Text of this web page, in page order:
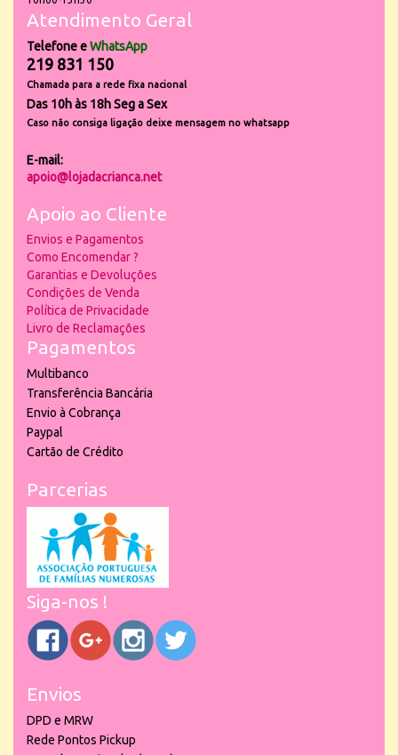
Atendimento Geral
Telefone eWhatsApp
219 831 150
Chamada para a rede fixa nacional
Das 10h às 18h Seg a Sex
Caso não consiga ligação deixe mensagem no whatsapp
E-mail:
apoio@lojadacrianca.net
Apoio ao Cliente
Envios e Pagamentos
Como Encomendar ?
Garantias e Devoluções
Condições de Venda
Política de Privacidade
Livro de Reclamações
Pagamentos
Multibanco
Transferência Bancária
Envio à Cobrança
Paypal
Cartão de Crédito
Parcerias
Siga-nos !
Envios
DPD e MRW
Rede Pontos Pickup